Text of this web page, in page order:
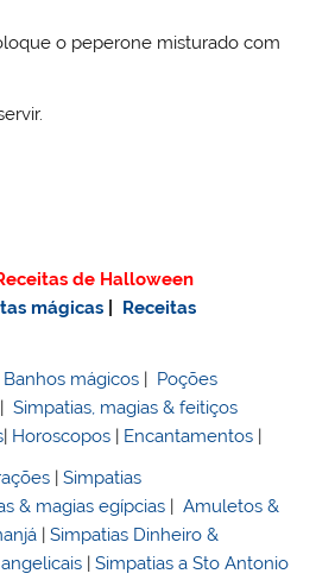
o peperone misturado com
de Halloween
mágicas
Receitas
Banhos mágicos | Poções
|Simpatias, magias & feitiços
| Horoscopos | Encantamentos |
|Simpatias
& magias egípcias |Amuletos &
|Simpatias Dinheiro &
|Simpatias a Sto Antonio